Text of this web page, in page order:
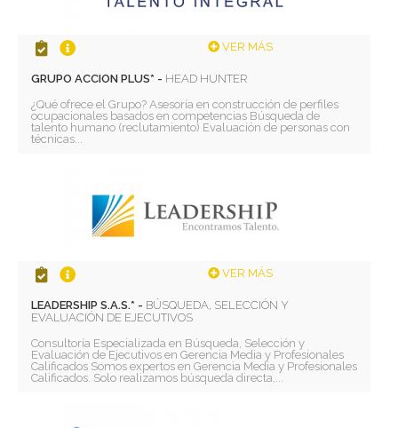
VER MÁS
GRUPO ACCION PLUS* - HEAD HUNTER
¿Qué ofrece el Grupo? Asesoría en construcción de perfiles
ocupacionales basados en competencias Búsqueda de
talento humano (reclutamiento) Evaluación de personas con
técnicas...
VER MÁS
LEADERSHIP S.A.S.* - BÚSQUEDA, SELECCIÓN Y
EVALUACIÓN DE EJECUTIVOS
Consultoría Especializada en Búsqueda, Selección y
Evaluación de Ejecutivos en Gerencia Media y Profesionales
Calificados Somos expertos en Gerencia Media y Profesionales
Calificados. Solo realizamos búsqueda directa,...